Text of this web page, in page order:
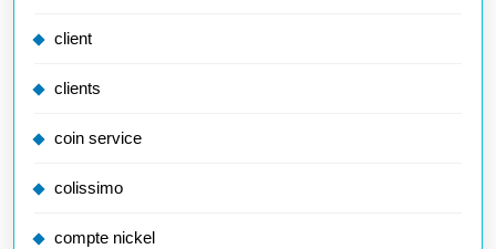
client
clients
coin service
colissimo
compte nickel